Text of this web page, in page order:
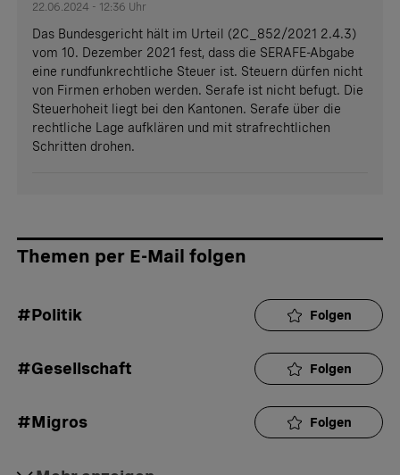
22.06.2024 - 12:36 Uhr
Das Bundesgericht hält im Urteil (2C_852/2021 2.4.3)
vom 10. Dezember 2021 fest, dass die SERAFE-Abgabe
eine rundfunkrechtliche Steuer ist. Steuern dürfen nicht
von Firmen erhoben werden. Serafe ist nicht befugt. Die
Steuerhoheit liegt bei den Kantonen. Serafe über die
rechtliche Lage aufklären und mit strafrechtlichen
Schritten drohen.
Themen per E-Mail folgen
#Politik Folgen
#Gesellschaft Folgen
#Migros Folgen